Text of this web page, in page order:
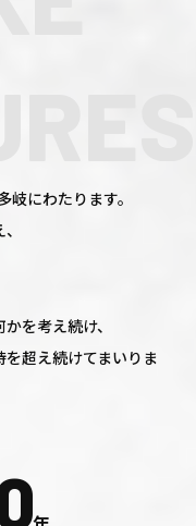
にわたります。
を考え続け、
超え続けてまいりま